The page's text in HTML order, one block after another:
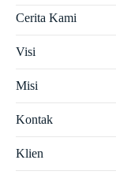
Cerita Kami
Visi
Misi
Kontak
Klien